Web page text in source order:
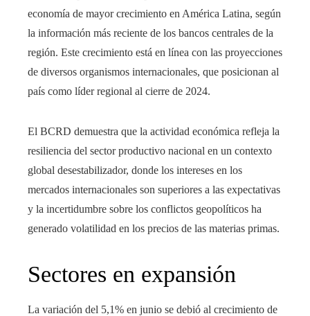
economía de mayor crecimiento en América Latina, según
la información más reciente de los bancos centrales de la
región. Este crecimiento está en línea con las proyecciones
de diversos organismos internacionales, que posicionan al
país como líder regional al cierre de 2024.
El BCRD demuestra que la actividad económica refleja la
resiliencia del sector productivo nacional en un contexto
global desestabilizador, donde los intereses en los
mercados internacionales son superiores a las expectativas
y la incertidumbre sobre los conflictos geopolíticos ha
generado volatilidad en los precios de las materias primas.
Sectores en expansión
La variación del 5,1% en junio se debió al crecimiento de